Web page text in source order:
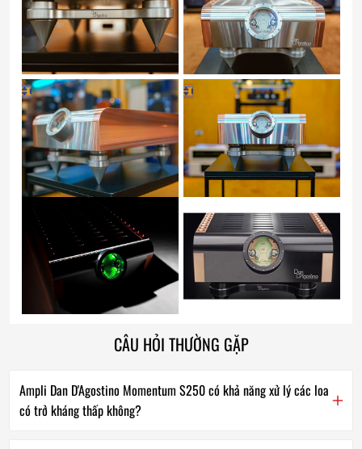
CÂU HỎI THƯỜNG GẶP
Ampli Dan D'Agostino Momentum S250 có khả năng xử lý các loa
có trở kháng thấp không?